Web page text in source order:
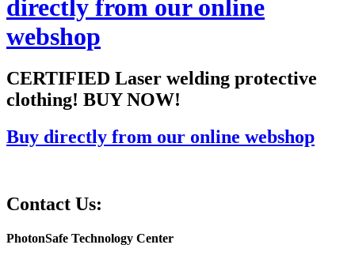
directly from our online
webshop
CERTIFIED Laser welding protective
clothing! BUY NOW!
Buy directly from our online webshop
Contact Us:
PhotonSafe Technology Center